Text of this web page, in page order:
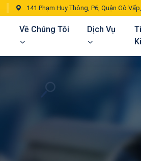
141 Phạm Huy Thông, P6, Quận Gò
Về Chúng Tôi Dịch Vụ